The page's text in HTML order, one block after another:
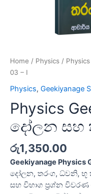
Home / Physics /
03 – I
Physics, Geekiyanage
Physics
දෝලන සහ
රු1,350.00
Geekiyanage Physics
දෝලන, තරංග, ධ්වනි, භූ
සහ විභාග ප්‍රශ්න විවරණ